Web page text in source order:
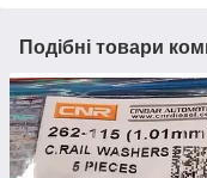
Подібні товари